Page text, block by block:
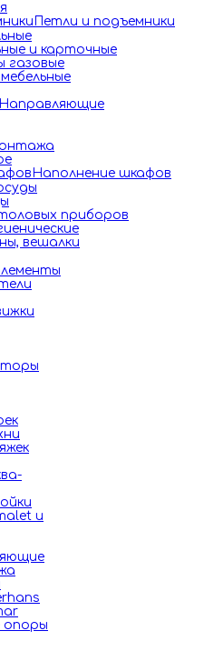
Петли и подъемники
и карточные
газовые
Направляющие
Наполнение шкафов
приборов
вешалки
и
опоры